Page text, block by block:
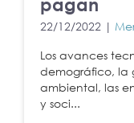
22/12/2022 |
Los avances
demográfico, la
ambiental, las
y soci...